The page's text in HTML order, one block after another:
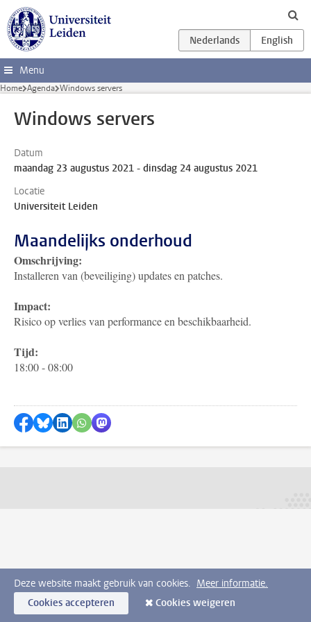
Ga direct naar de inhoud
Menu
Home Agenda Windows servers
Windows servers
Datum
maandag 23 augustus 2021 - dinsdag 24 augustus 2021
Locatie
Universiteit Leiden
Maandelijks onderhoud
Omschrijving:
Installeren van (beveiliging) updates en patches.
Impact:
Risico op verlies van performance en beschikbaarheid.
Tijd:
18:00 - 08:00
Delen op Facebook
Delen via Bluesky
Delen op LinkedIn
Delen via WhatsApp
Delen via Mastodon
Deze website maakt gebruik van cookies. Meer informatie.
Cookies accepteren
Cookies weigeren